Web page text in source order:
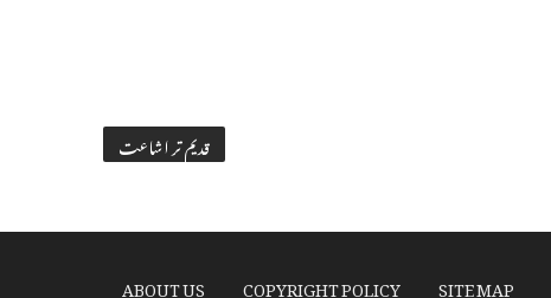
قدیم تر اشاعت
ABOUT US COPYRIGHT POLICY SITE MAP